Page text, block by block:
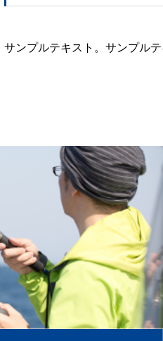
サンプルテキスト。サンプル